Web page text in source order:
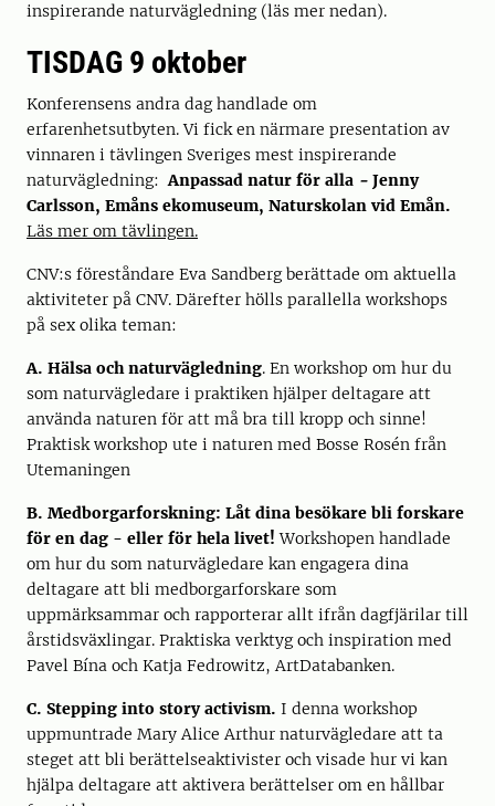
inspirerande naturvägledning (läs mer nedan).
TISDAG 9 oktober
Konferensens andra dag handlade om
erfarenhetsutbyten. Vi fick en närmare presentation av
vinnaren i tävlingen Sveriges mest inspirerande
naturvägledning:Anpassad natur för alla - Jenny
Carlsson, Emåns ekomuseum, Naturskolan vid Emån.
Läs mer om tävlingen.
CNV:s föreståndare Eva Sandberg berättade om aktuella
aktiviteter på CNV. Därefter hölls parallella workshops
på sex olika teman:
A. Hälsa och naturvägledning. En workshop om hur du
som naturvägledare i praktiken hjälper deltagare att
använda naturen för att må bra till kropp och sinne!
Praktisk workshop ute i naturen med Bosse Rosén från
Utemaningen
B. Medborgarforskning: Låt dina besökare bli forskare
för en dag - eller för hela livet!Workshopen handlade
om hur du som naturvägledare kan engagera dina
deltagare att bli medborgarforskare som
uppmärksammar och rapporterar allt ifrån dagfjärilar till
årstidsväxlingar. Praktiska verktyg och inspiration med
Pavel Bína och Katja Fedrowitz, ArtDatabanken.
C. Stepping into story activism. I denna workshop
uppmuntrade Mary Alice Arthur naturvägledare att ta
steget att bli berättelseaktivister och visade hur vi kan
hjälpa deltagare att aktivera berättelser om en hållbar